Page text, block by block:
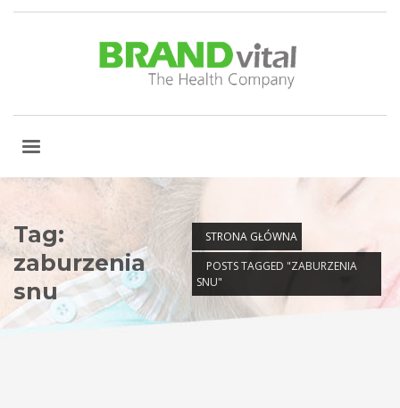
STRONA GŁÓWNA
POSTS TAGGED "ZABURZENIA
SNU"
Tag:
zaburzenia
snu